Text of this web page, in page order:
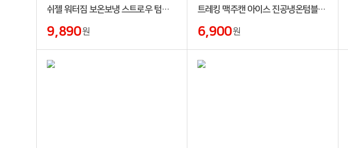
쉬젤 워터짐 보온보냉 스트로우 텀블러 1200ml
9,890원
트레킹 맥주캔 아이스 진공냉온텀블러 650ml
6,900원